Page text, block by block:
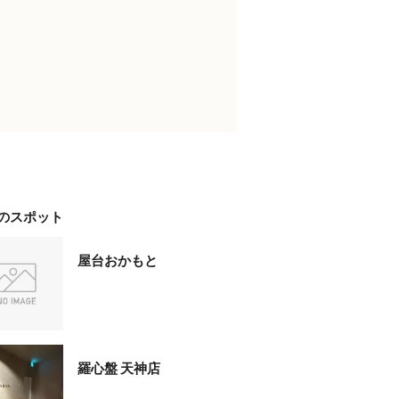
スポット
屋台おかもと
羅心盤 天神店